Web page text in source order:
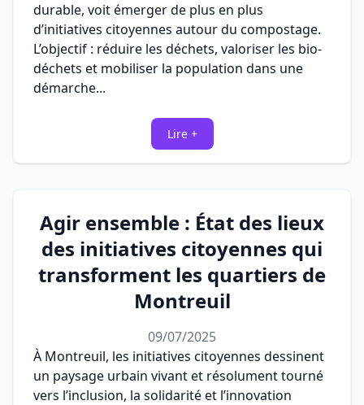
durable, voit émerger de plus en plus
d’initiatives citoyennes autour du compostage.
L’objectif : réduire les déchets, valoriser les bio-
déchets et mobiliser la population dans une
démarche...
Lire +
Agir ensemble : État des lieux
des initiatives citoyennes qui
transforment les quartiers de
Montreuil
09/07/2025
À Montreuil, les initiatives citoyennes dessinent
un paysage urbain vivant et résolument tourné
vers l’inclusion, la solidarité et l’innovation